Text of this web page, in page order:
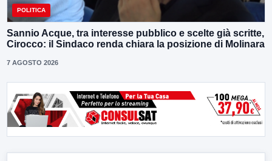
POLITICA
Sannio Acque, tra interesse pubblico e scelte già scritte,
Cirocco: il Sindaco renda chiara la posizione di Molinara
7 AGOSTO 2026